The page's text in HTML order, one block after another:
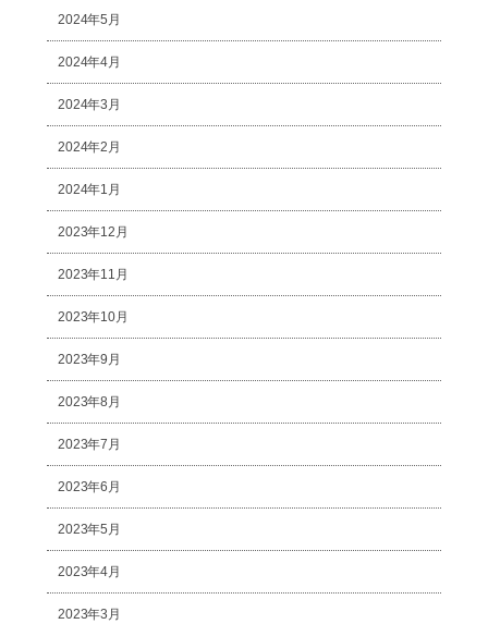
2024年5月
2024年4月
2024年3月
2024年2月
2024年1月
2023年12月
2023年11月
2023年10月
2023年9月
2023年8月
2023年7月
2023年6月
2023年5月
2023年4月
2023年3月